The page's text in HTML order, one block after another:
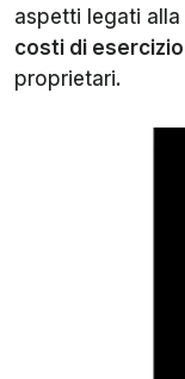
aspetti legati alla
costi di esercizio
proprietari.